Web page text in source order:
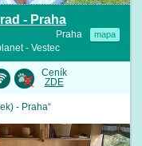
- Praha
Praha mapa
- Vestec
Ceník
ZDE
- Praha“